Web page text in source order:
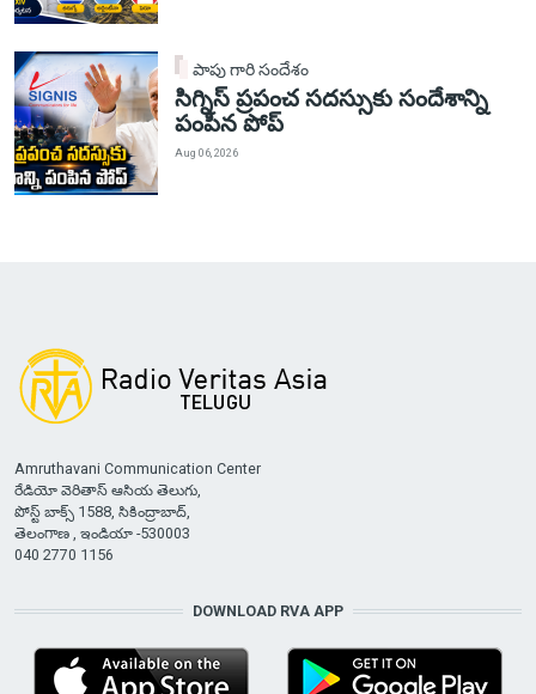
పాపు గారి సందేశం
సిగ్నిస్ ప్రపంచ సదస్సుకు సందేశాన్ని
పంపిన పోప్
Aug 06, 2026
Amruthavani Communication Center
రేడియో వెరితాస్ ఆసియ తెలుగు,
పోస్ట్ బాక్స్ 1588, సికింద్రాబాద్,
తెలంగాణ , ఇండియా -530003
040 2770 1156
DOWNLOAD RVA APP